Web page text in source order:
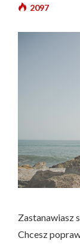
2097
Zastanawiasz
Chcesz